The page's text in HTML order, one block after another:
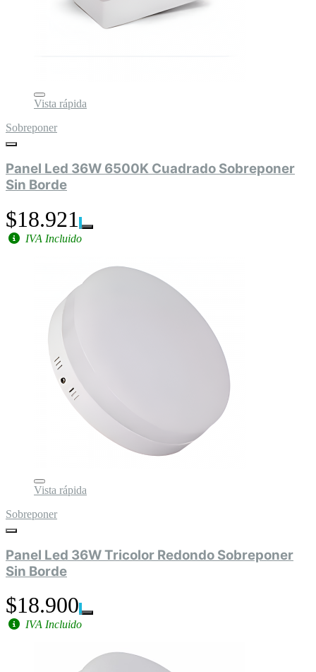
Vista rápida
Sobreponer
Panel Led 36W 6500K Cuadrado Sobreponer
Sin Borde
$18.921
IVA Incluido
Vista rápida
Sobreponer
Panel Led 36W Tricolor Redondo Sobreponer
Sin Borde
$18.900
IVA Incluido